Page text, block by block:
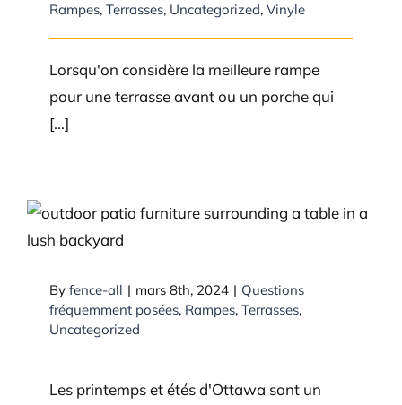
Rampes, Terrasses, Uncategorized, Vinyle
Lorsqu'on considère la meilleure rampe
pour une terrasse avant ou un porche qui
[...]
5 façons de rendre votre espace
extérieur à Ottawa plus animé
By fence-all | mars 8th, 2024 | Questions
fréquemment posées, Rampes, Terrasses,
Uncategorized
Les printemps et étés d'Ottawa sont un